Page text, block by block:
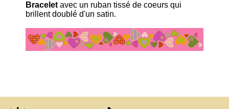
Bracelet avec un ruban tissé de coeurs qui
brillent doublé d'un satin.